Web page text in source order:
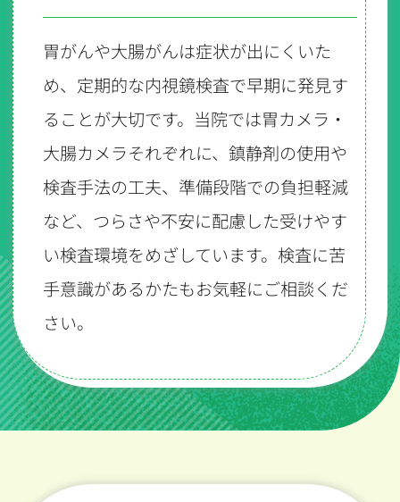
胃がんや大腸がんは症状が出にくいた
め、定期的な内視鏡検査で早期に発見す
ることが大切です。当院では胃カメラ・
大腸カメラそれぞれに、鎮静剤の使用や
検査手法の工夫、準備段階での負担軽減
など、つらさや不安に配慮した受けやす
い検査環境をめざしています。検査に苦
手意識があるかたもお気軽にご相談くだ
さい。